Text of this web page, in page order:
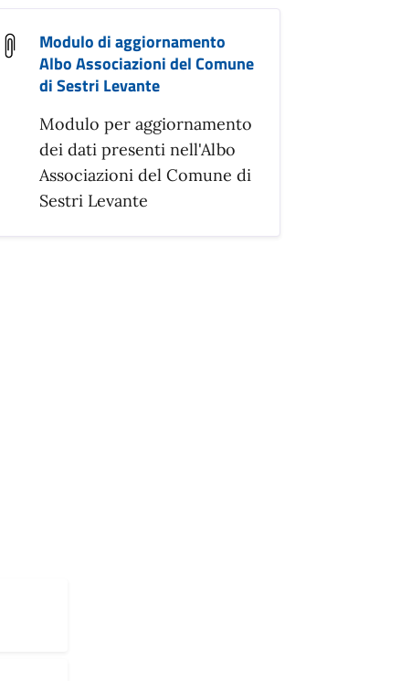
Modulo di aggiornamento
Albo Associazioni del Comune
di Sestri Levante
Modulo per aggiornamento
dei dati presenti nell'Albo
Associazioni del Comune di
Sestri Levante